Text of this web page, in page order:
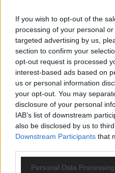
If you wish to opt-out of the
processing of your personal
targeted advertising by us,
section to confirm your
opt-out request is processed
interest-based ads based on
us or personal information
your opt-out. You may
disclosure of your personal
IAB’s list of downstream
also be disclosed by us to
Downstream Participants that
Personal Data
Europa-Park
Café und Westernstadt
Überblick
EXTRA